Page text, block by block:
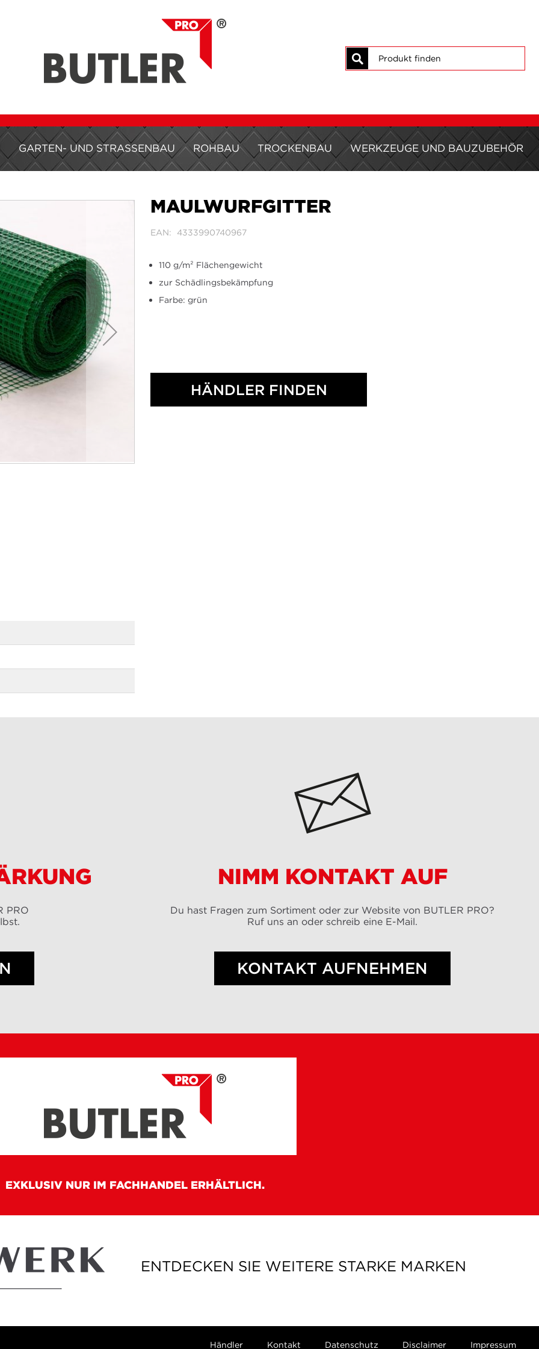
GARTEN- UND STRASSENBAU ROHBAU TROCKENBAU WERKZEUGE UND BAUZUBEHÖR
MAULWURFGITTER
EAN 4333990740967
110 g/m² Flächengewicht
zur Schädlingsbekämpfung
Farbe: grün
HÄNDLER FINDEN
PRO
NIMM KONTAKT AUF
Du hast Fragen zum Sortiment oder zur Website von BUTLER PRO?
Ruf uns an oder schreib eine E-Mail.
KONTAKT AUFNEHMEN
EXKLUSIV NUR IM FACHHANDEL ERHÄLTLICH.
ENTDECKEN SIE WEITERE STARKE MARKEN
Händler Kontakt Datenschutz Disclaimer Impressum